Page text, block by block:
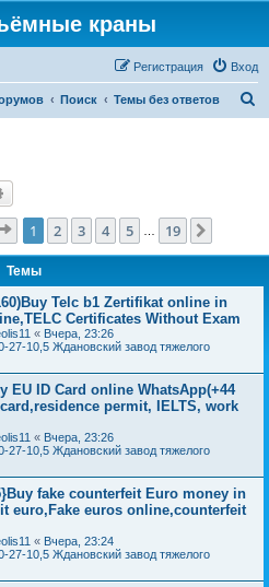
краны
Вход
Регистрация
Поиск Темы без ответов
Страница из 19
1 2 3 4 5 19
Темы
Telc b1 Zertifikat online in
Certificates Without Exam
« Вчера, 23:26
27-10,5 Ждановский завод тяжелого
EU ID Card online WhatsApp(+44
permit, IELTS, work
« Вчера, 23:26
27-10,5 Ждановский завод тяжелого
fake counterfeit Euro money in
euro,Fake euros online,counterfeit
« Вчера, 23:24
27-10,5 Ждановский завод тяжелого